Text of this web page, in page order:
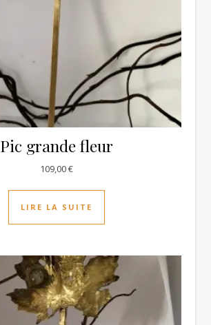
Pic grande fleur
109,00€
LIRE LA SUITE